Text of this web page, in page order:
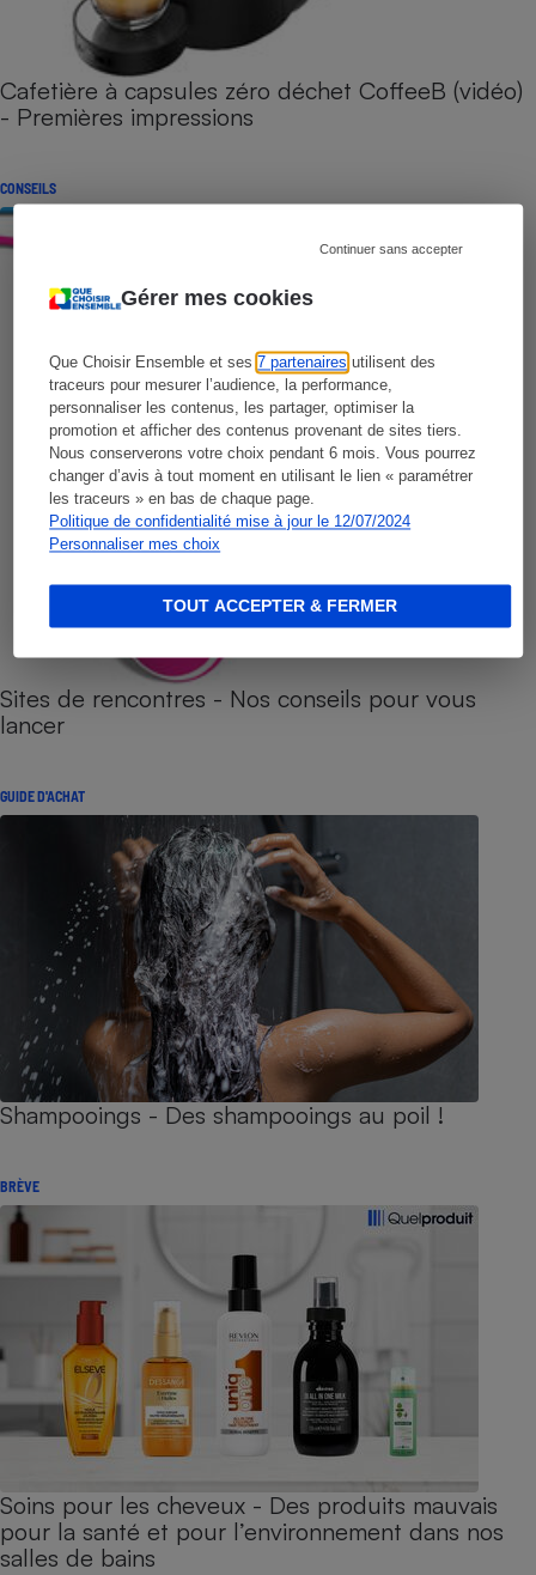
Gérer mes cookies
Que Choisir Ensemble et ses7 partenaires utilisent des
traceurs pour mesurer l’audience, la performance,
personnaliser les contenus, les partager, optimiser la
promotion et afficher des contenus provenant de sites tiers.
Nous conserverons votre choix pendant 6 mois. Vous pourrez
changer d’avis à tout moment en utilisant le lien « paramétrer
les traceurs » en bas de chaque page.
Politique de confidentialité mise à jour le 12/07/2024
Personnaliser mes choix
Continuer sans accepter
TOUT ACCEPTER & FERMER
Cafetière à capsules zéro déchet CoffeeB (vidéo)
- Premières impressions
CONSEILS
Sites de rencontres - Nos conseils pour vous
lancer
GUIDE D'ACHAT
Shampooings - Des shampooings au poil !
BRÈVE
Soins pour les cheveux - Des produits mauvais
pour la santé et pour l’environnement dans nos
salles de bains